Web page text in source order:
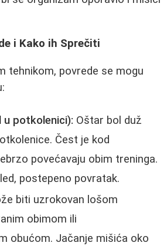
i Kako ih Sprečiti
tehnikom, povrede se mogu
u potkolenici): Oštar bol duž
Čest je kod
povećavaju obim treninga.
postepeno povratak.
biti uzrokovan lošom
obimom ili
obućom. Jačanje mišića oko